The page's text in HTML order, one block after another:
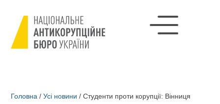
Головна / Усі новини / Студенти проти корупції: Вінниця